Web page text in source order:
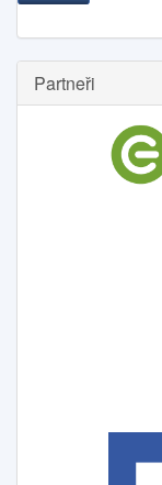
Partneři